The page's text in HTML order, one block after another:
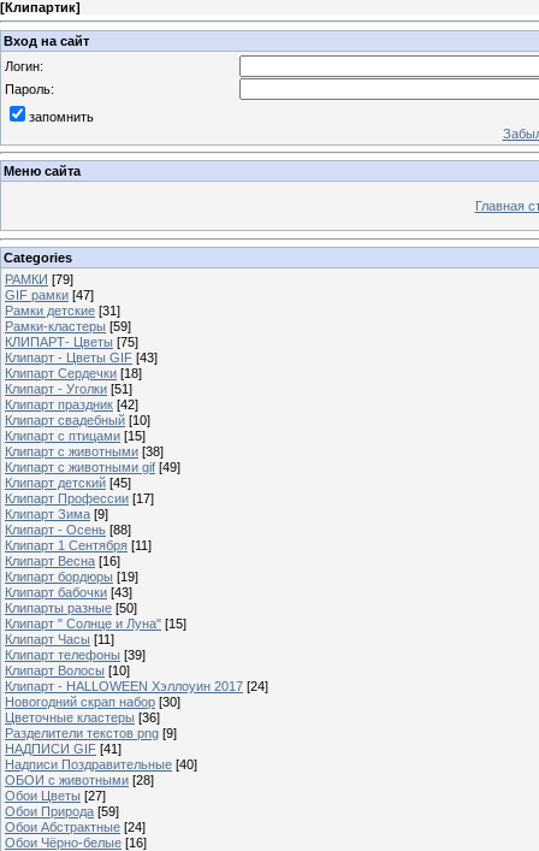
[Клипартик]
Вход на сайт
Логин:
Пароль:
запомнить
Меню сайта
Главная
Categories
РАМКИ [79]
GIF рамки [47]
Рамки детские [31]
Рамки-кластеры [59]
КЛИПАРТ- Цветы [75]
Клипарт - Цветы GIF [43]
Клипарт Сердечки [18]
Клипарт - Уголки [51]
Клипарт праздник [42]
Клипарт свадебный [10]
Клипарт с птицами [15]
Клипарт с животными [38]
Клипарт с животными gif [49]
Клипарт детский [45]
Клипарт Профессии [17]
Клипарт Зима [9]
Клипарт - Осень [88]
Клипарт 1 Сентября [11]
Клипарт Весна [16]
Клипарт бордюры [19]
Клипарт бабочки [43]
Клипарты разные [50]
Клипарт " Солнце и Луна" [15]
Клипарт Часы [11]
Клипарт телефоны [39]
Клипарт Волосы [10]
Клипарт - HALLOWEEN Хэллоуин 2017 [24]
Новогодний скрап набор [30]
Цветочные кластеры [36]
Разделители текстов png [9]
НАДПИСИ GIF [41]
Надписи Поздравительные [40]
ОБОИ с животными [28]
Обои Цветы [27]
Обои Природа [59]
Обои Абстрактные [24]
Обои Чёрно-белые [16]